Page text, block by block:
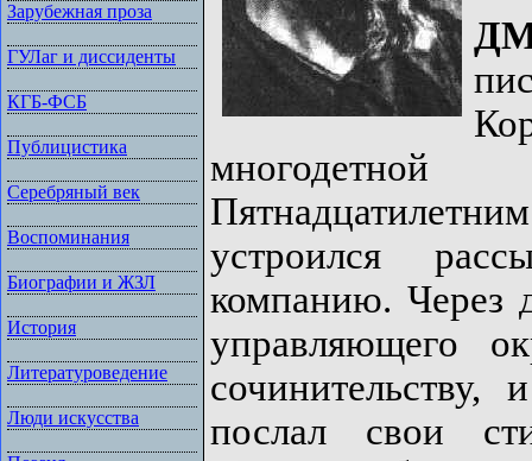
Зарубежная проза
ГУЛаг и диссиденты
КГБ-ФСБ
Публицистика
Серебряный век
Воспоминания
Биографии и ЖЗЛ
История
Литературоведение
Люди искусства
многодетной
устроился
компанию. Через
управляющего
послал свои